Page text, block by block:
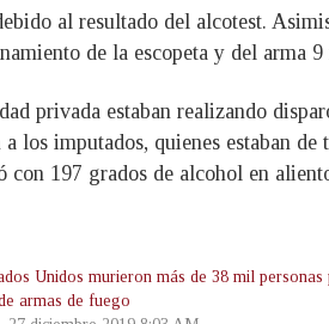
al resultado del alcotest.
de la escopeta y del arma 9
privada estaban realizando
los imputados, quienes estaban de
con 197 grados de alcohol en
Unidos murieron más de 38 mil personas
armas de fuego